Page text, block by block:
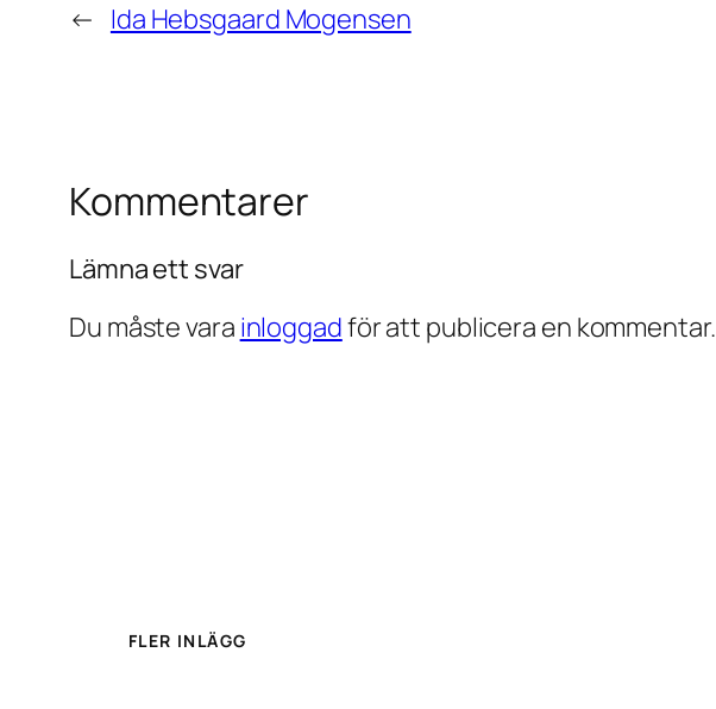
← Ida Hebsgaard Mogensen
Kommentarer
Lämna ett svar
Du måste vara inloggadför att publicera en kommentar.
FLER INLÄGG